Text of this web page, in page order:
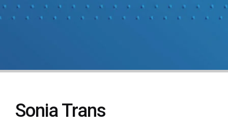
Sonia Trans